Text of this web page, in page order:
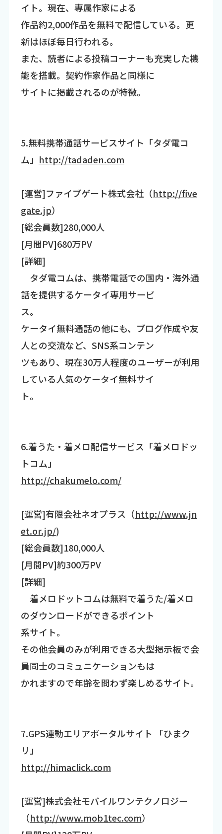
イト。現在、専属作家による
作品約2,000作品を無料で配信している。更
新はほぼ毎日行われる。
また、読者による投稿コーナーも充実した機
能を搭載。契約作家作品と同様に
サイトに掲載されるのが特徴。
5.無料携帯通話サービスサイト「タダ電コ
ム」 http://tadaden.com
[運営]ファイブゲート株式会社（http://five
gate.jp）
[総会員数]280,000人
[月間PV]680万PV
[詳細]
タダ電コムは、携帯電話での国内・海外通
話を提供するケータイ専用サービ
ス。
ケータイ無料通話の他にも、ブログ作成や友
人との交流など、SNS系コンテン
ツもあり、現在30万人程度のユーザーが利用
している人気のケータイ無料サイ
ト。
6.着うた・着メロ配信サービス「着メロドッ
トコム」
http://chakumelo.com/
[運営]有限会社ネオプラス（http://www.jn
et.or.jp/)
[総会員数]180,000人
[月間PV]約300万PV
[詳細]
着メロドットコムは無料で着うた/着メロ
のダウンロードができるポイント
系サイト。
その他会員のみが利用できる大型掲示板で会
員同士のコミュニケーションもは
かれますので年齢を問わず楽しめるサイト。
7.GPS連動エリアポータルサイト 「ひまク
リ」
http://himaclick.com
[運営]株式会社モバイルワンテクノロジー
（http://www.mob1tec.com）